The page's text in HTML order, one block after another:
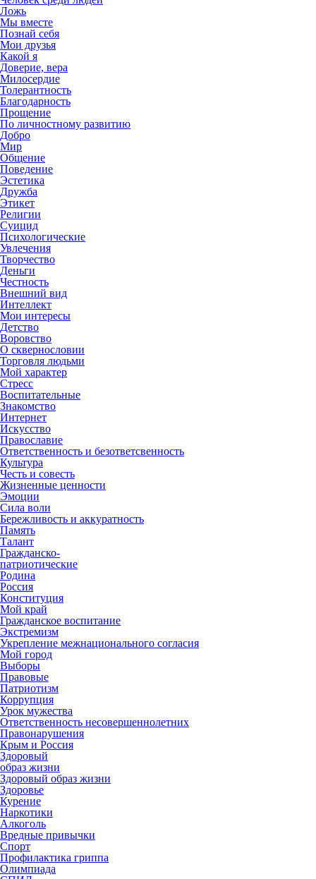
Ложь
Мы вместе
Познай себя
Мои друзья
Какой я
Доверие, вера
Милосердие
Толерантность
Благодарность
Прощение
По личностному развитию
Добро
Мир
Общение
Поведение
Эстетика
Дружба
Этикет
Религии
Суицид
Психологические
Увлечения
Творчество
Деньги
Честность
Внешний вид
Интеллект
Мои интересы
Детство
Воровство
О сквернословии
Торговля людьми
Мой характер
Стресс
Воспитательные
Знакомство
Интернет
Искусство
Православие
Ответственность и безответсвенность
Культура
Честь и совесть
Жизненные ценности
Эмоции
Сила воли
Бережливость и аккуратность
Память
Талант
Гражданско-
патриотические
Родина
Россия
Конституция
Мой край
Гражданское воспитание
Экстремизм
Укрепление межнационального согласия
Мой город
Выборы
Правовые
Патриотизм
Коррупция
Урок мужества
Ответственность несовершеннолетних
Правонарушения
Крым и Россия
Здоровый
образ жизни
Здоровый образ жизни
Здоровье
Курение
Наркотики
Алкоголь
Вредные привычки
Спорт
Профилактика гриппа
Олимпиада